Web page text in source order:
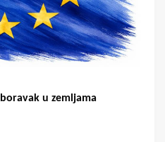
u zemljama